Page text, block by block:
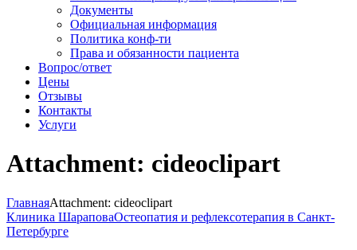
Документы
Официальная информация
Политика конф-ти
Права и обязанности пациента
Вопрос/ответ
Цены
Отзывы
Контакты
Услуги
Attachment: cideoclipart
ГлавнаяAttachment: cideoclipart
Клиника ШараповаОстеопатия и рефлексотерапия в Санкт-
Петербурге